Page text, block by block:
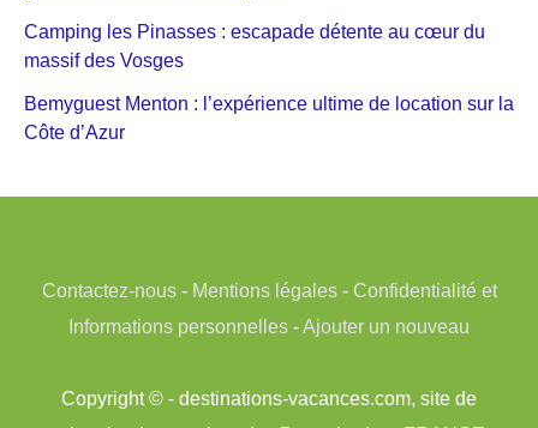
Camping les Pinasses : escapade détente au cœur du
massif des Vosges
Bemyguest Menton : l’expérience ultime de location sur la
Côte d’Azur
Contactez-nous- Mentions légales- Confidentialité et
Informations personnelles -Ajouter un nouveau
Copyright © - destinations-vacances.com, site de